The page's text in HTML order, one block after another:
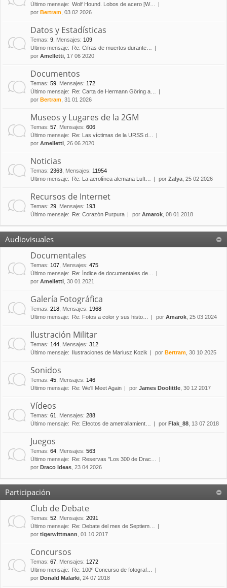
Último mensaje: Wolf Hound. Lobos de acero [W…
por Bertram , 03 02 2026
Datos y Estadísticas
Temas: 9 Mensajes: 109
Último mensaje:
Re: Cifras de muertos durante…
por Amelletti , 17 06 2020
Documentos
Temas: 59 Mensajes: 172
Último mensaje:
Re: Carta de Hermann Göring a…
por Bertram , 31 01 2026
Museos y Lugares de la 2GM
Temas: 57 Mensajes: 606
Último mensaje:
Re: Las víctimas de la URSS d…
por Amelletti , 26 06 2020
Noticias
Temas: 2363 Mensajes: 11954
Último mensaje:
Re: La aerolínea alemana Luft… por Zalya , 25 02 2026
Recursos de Internet
Temas: 29 Mensajes: 193
Último mensaje:
Re: Corazón Purpura por Amarok , 08 01 2018
Audiovisuales
Documentales
Temas: 107 Mensajes: 475
Último mensaje:
Re: Índice de documentales de…
por Amelletti , 30 01 2021
Galería Fotográfica
Temas: 218 Mensajes: 1968
Último mensaje:
Re: Fotos a color y sus histo… por Amarok , 25 03 2024
Ilustración Militar
Temas: 144 Mensajes: 312
Último mensaje:
Ilustraciones de Mariusz Kozik por Bertram , 30 10 2025
Sonidos
Temas: 45 Mensajes: 146
Último mensaje:
Re: We'll Meet Again por James Doolittle , 30 12 2017
Vídeos
Temas: 61 Mensajes: 288
Último mensaje:
Re: Efectos de ametrallamient… por Flak_88 , 13 07 2018
Juegos
Temas: 64 Mensajes: 563
Último mensaje:
Re: Reservas "Los 300 de Drac…
por Draco Ideas , 23 04 2026
Participación
Club de Debate
Temas: 52 Mensajes: 2091
Último mensaje:
Re: Debate del mes de Septiem…
por tigerwittmann , 01 10 2017
Concursos
Temas: 67 Mensajes: 1272
Último mensaje:
Re: 100º Concurso de fotograf…
por Donald Malarki , 24 07 2018